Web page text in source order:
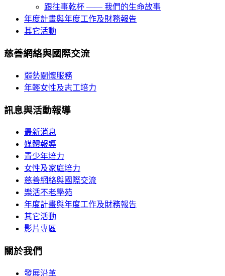
跟往事乾杯 —— 我們的生命故事
年度計畫與年度工作及財務報告
其它活動
慈善網絡與國際交流
弱勢關懷服務
年輕女性及志工培力
訊息與活動報導
最新消息
媒體報導
青少年培力
女性及家庭培力
慈善網絡與國際交流
樂活不老學苑
年度計畫與年度工作及財務報告
其它活動
影片專區
關於我們
發展沿革